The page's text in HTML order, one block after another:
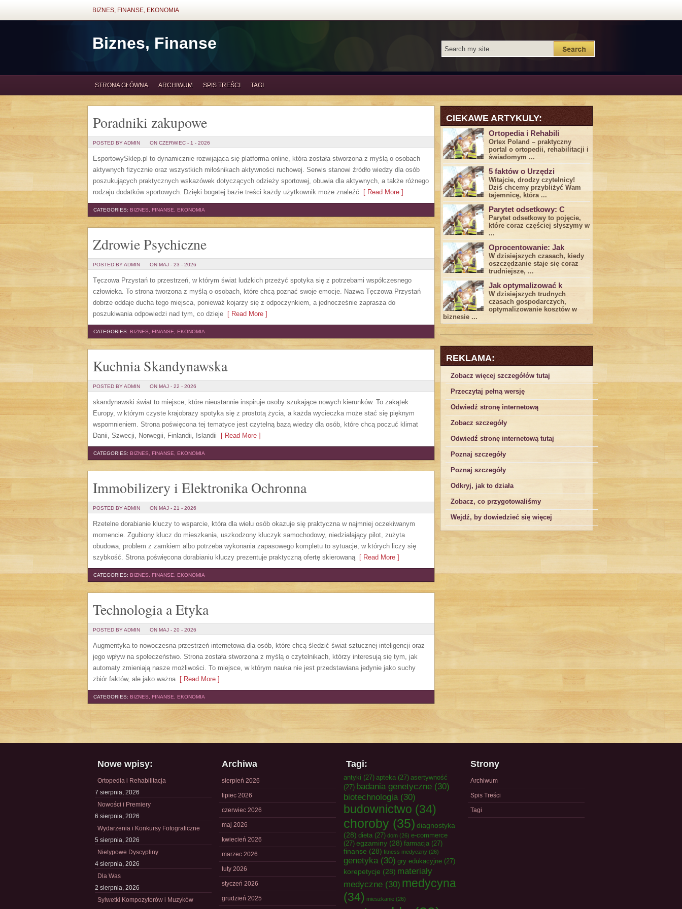
BIZNES, FINANSE, EKONOMIA
Biznes, Finanse
STRONA GŁÓWNA ARCHIWUM SPIS TREŚCI TAGI
Poradniki zakupowe
POSTED BY ADMIN ON CZERWIEC - 1 - 2026
EsportowySklep.pl to dynamicznie rozwijająca się platforma online, która została stworzona z myślą o osobach
aktywnych fizycznie oraz wszystkich miłośnikach aktywności ruchowej. Serwis stanowi źródło wiedzy dla osób
poszukujących praktycznych wskazówek dotyczących odzieży sportowej, obuwia dla aktywnych, a także różnego
rodzaju dodatków sportowych. Dzięki bogatej bazie treści każdy użytkownik może znaleźć [ Read More ]
CATEGORIES: BIZNES, FINANSE, EKONOMIA
Zdrowie Psychiczne
POSTED BY ADMIN ON MAJ - 23 - 2026
Tęczowa Przystań to przestrzeń, w którym świat ludzkich przeżyć spotyka się z potrzebami współczesnego
człowieka. To strona tworzona z myślą o osobach, które chcą poznać swoje emocje. Nazwa Tęczowa Przystań
dobrze oddaje ducha tego miejsca, ponieważ kojarzy się z odpoczynkiem, a jednocześnie zaprasza do
poszukiwania odpowiedzi nad tym, co dzieje [ Read More ]
CATEGORIES: BIZNES, FINANSE, EKONOMIA
Kuchnia Skandynawska
POSTED BY ADMIN ON MAJ - 22 - 2026
skandynawski świat to miejsce, które nieustannie inspiruje osoby szukające nowych kierunków. To zakątek
Europy, w którym czyste krajobrazy spotyka się z prostotą życia, a każda wycieczka może stać się pięknym
wspomnieniem. Strona poświęcona tej tematyce jest czytelną bazą wiedzy dla osób, które chcą poczuć klimat
Danii, Szwecji, Norwegii, Finlandii, Islandii [ Read More ]
CATEGORIES: BIZNES, FINANSE, EKONOMIA
Immobilizery i Elektronika Ochronna
POSTED BY ADMIN ON MAJ - 21 - 2026
Rzetelne dorabianie kluczy to wsparcie, która dla wielu osób okazuje się praktyczna w najmniej oczekiwanym
momencie. Zgubiony klucz do mieszkania, uszkodzony kluczyk samochodowy, niedziałający pilot, zużyta
obudowa, problem z zamkiem albo potrzeba wykonania zapasowego kompletu to sytuacje, w których liczy się
szybkość. Strona poświęcona dorabianiu kluczy prezentuje praktyczną ofertę skierowaną[ Read More ]
CATEGORIES: BIZNES, FINANSE, EKONOMIA
Technologia a Etyka
POSTED BY ADMIN ON MAJ - 20 - 2026
Augmentyka to nowoczesna przestrzeń internetowa dla osób, które chcą śledzić świat sztucznej inteligencji oraz
jego wpływ na społeczeństwo. Strona została stworzona z myślą o czytelnikach, którzy interesują się tym, jak
automaty zmieniają nasze możliwości. To miejsce, w którym nauka nie jest przedstawiana jedynie jako suchy
zbiór faktów, ale jako ważna[ Read More ]
CATEGORIES: BIZNES, FINANSE, EKONOMIA
CIEKAWE ARTYKULY:
Ortopedia i Rehabili
Ortex Poland – praktyczny
portal o ortopedii, rehabilitacji i
świadomym ...
5 faktów o Urzędzi
Witajcie, drodzy czytelnicy!
Dziś chcemy przybliżyć ⁣Wam ​
tajemnicę,⁤ która ...
Parytet odsetkowy: C
Parytet odsetkowy to pojęcie,
które coraz częściej słyszymy w
...
Oprocentowanie: Jak
W dzisiejszych czasach, kiedy
‍oszczędzanie​ staje się coraz
trudniejsze,⁣ ...
Jak optymalizować k
W dzisiejszych trudnych⁤
czasach gospodarczych,
optymalizowanie ‌kosztów w
biznesie ...
REKLAMA:
Zobacz więcej szczegółów tutaj
Przeczytaj pełną wersję
Odwiedź stronę internetową
Zobacz szczegóły
Odwiedź stronę internetową tutaj
Poznaj szczegóły
Poznaj szczegóły
Odkryj, jak to działa
Zobacz, co przygotowaliśmy
Wejdź, by dowiedzieć się więcej
Nowe wpisy:
Ortopedia i Rehabilitacja
7 sierpnia, 2026
Nowości i Premiery
6 sierpnia, 2026
Wydarzenia i Konkursy Fotograficzne
5 sierpnia, 2026
Nietypowe Dyscypliny
4 sierpnia, 2026
Dla Was
2 sierpnia, 2026
Sylwetki Kompozytorów i Muzyków
Archiwa
sierpień 2026
lipiec 2026
czerwiec 2026
maj 2026
kwiecień 2026
marzec 2026
luty 2026
styczeń 2026
grudzień 2025
Tagi:
antyki (27) apteka (27) asertywność
(27) badania genetyczne (30)
biotechnologia(30)
budownictwo (34)
choroby (35) diagnostyka
(28) dieta (27) dom (26) e-commerce
(27) egzaminy (28) farmacja (27)
finanse (28) fitness medyczny (26)
genetyka(30) gry edukacyjne (27)
korepetycje (28) materiały
medyczne (30) medycyna
(34) mieszkanie (26)
Strony
Archiwum
Spis Treści
Tagi